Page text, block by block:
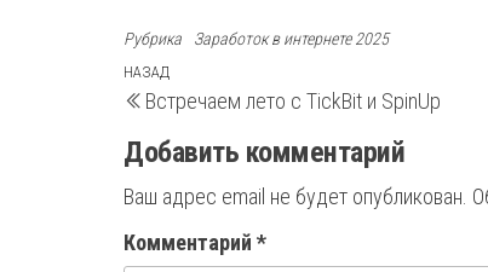
Рубрика Заработок в интернете 2025
Навигация
по
записям
Предыдущая
запись
НАЗАД
Встречаем лето с TickBit и SpinUp
Добавить комментарий
Ваш адрес email не будет опубликован.
Комментарий *